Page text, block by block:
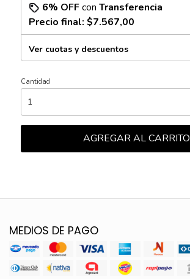
6% OFFcon Transferencia
Precio final: $7.567,00
Ver cuotas y descuentos
Cantidad
AGREGAR AL CARRITO
MEDIOS DE PAGO